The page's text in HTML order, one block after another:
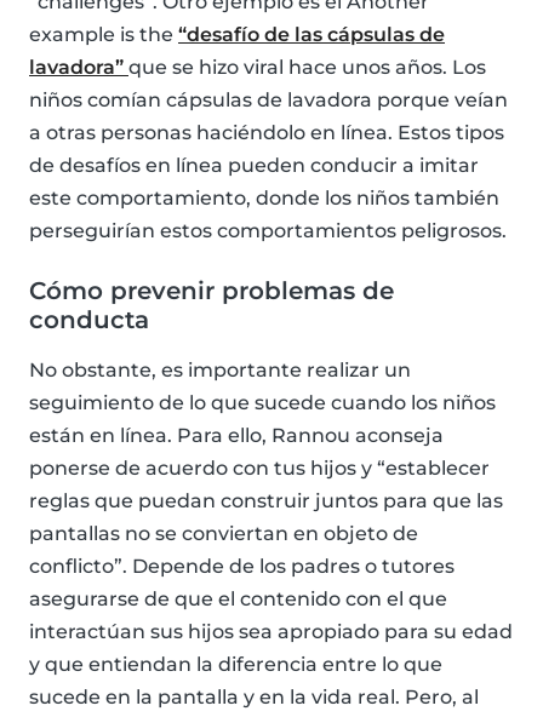
example is the “desafío de las cápsulas de
lavadora” que se hizo viral hace unos años. Los
niños comían cápsulas de lavadora porque veían
a otras personas haciéndolo en línea. Estos tipos
de desafíos en línea pueden conducir a imitar
este comportamiento, donde los niños también
perseguirían estos comportamientos peligrosos.
Cómo prevenir problemas de
conducta
No obstante, es importante realizar un
seguimiento de lo que sucede cuando los niños
están en línea. Para ello, Rannou aconseja
ponerse de acuerdo con tus hijos y “establecer
reglas que puedan construir juntos para que las
pantallas no se conviertan en objeto de
conflicto”. Depende de los padres o tutores
asegurarse de que el contenido con el que
interactúan sus hijos sea apropiado para su edad
y que entiendan la diferencia entre lo que
sucede en la pantalla y en la vida real. Pero, al